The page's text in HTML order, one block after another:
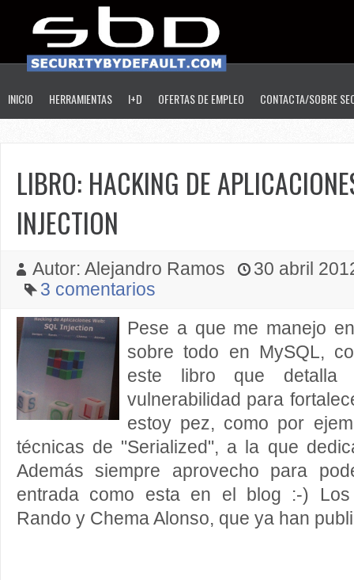
INICIO HERRAMIENTAS I+D OFERTAS DE EMPLEO CONTACTA/SOBRE
LIBRO: HACKING DE
INJECTION
Autor: Alejandro Ramos
30 abril
3 comentarios
Pese a que me manejo
sobre todo en MySQL,
este libro que detalla
vulnerabilidad para
estoy pez, como por
técnicas de "Serialized", a la que
Además siempre aprovecho para
entrada como esta en el blog :-)
Rando y Chema Alonso, que ya han